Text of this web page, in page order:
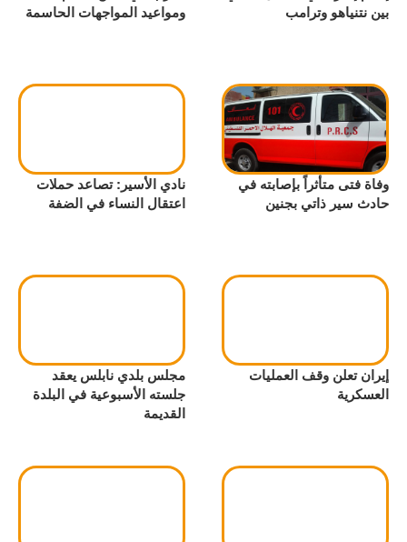
بين نتنياهو وترامب
ومواعيد المواجهات الحاسمة
وفاة فتى متأثراً بإصابته في
حادث سير ذاتي بجنين
نادي الأسير: تصاعد حملات
اعتقال النساء في الضفة
إيران تعلن وقف العمليات
العسكرية
مجلس بلدي نابلس يعقد
جلسته الأسبوعية في البلدة
القديمة